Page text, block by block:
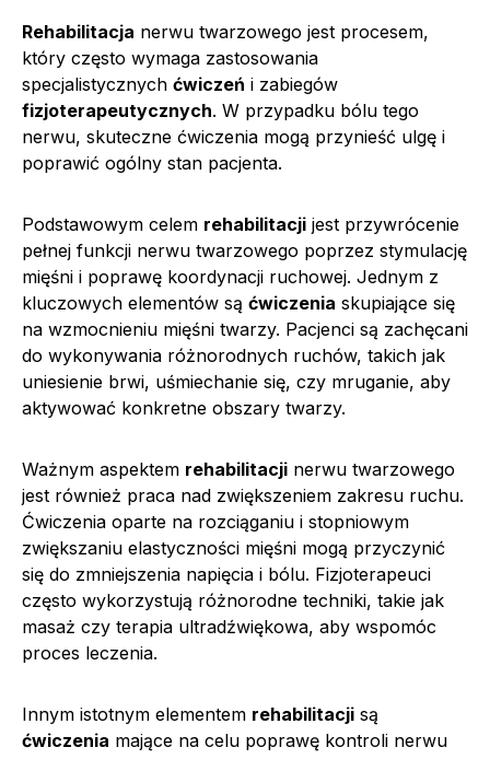
Rehabilitacja nerwu twarzowego jest procesem,
który często wymaga zastosowania
specjalistycznych ćwiczeń i zabiegów
fizjoterapeutycznych. W przypadku bólu tego
nerwu, skuteczne ćwiczenia mogą przynieść ulgę i
poprawić ogólny stan pacjenta.
Podstawowym celem rehabilitacji jest przywrócenie
pełnej funkcji nerwu twarzowego poprzez stymulację
mięśni i poprawę koordynacji ruchowej. Jednym z
kluczowych elementów są ćwiczenia skupiające się
na wzmocnieniu mięśni twarzy. Pacjenci są zachęcani
do wykonywania różnorodnych ruchów, takich jak
uniesienie brwi, uśmiechanie się, czy mruganie, aby
aktywować konkretne obszary twarzy.
Ważnym aspektem rehabilitacji nerwu twarzowego
jest również praca nad zwiększeniem zakresu ruchu.
Ćwiczenia oparte na rozciąganiu i stopniowym
zwiększaniu elastyczności mięśni mogą przyczynić
się do zmniejszenia napięcia i bólu. Fizjoterapeuci
często wykorzystują różnorodne techniki, takie jak
masaż czy terapia ultradźwiękowa, aby wspomóc
proces leczenia.
Innym istotnym elementem rehabilitacji są
ćwiczenia mające na celu poprawę kontroli nerwu